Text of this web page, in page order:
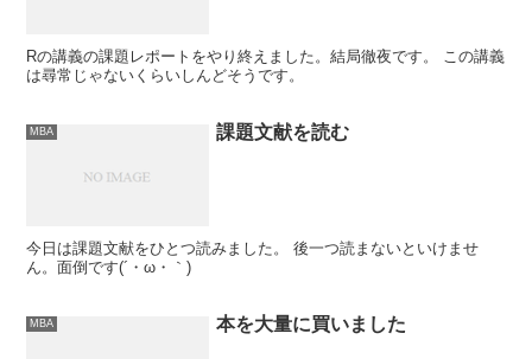
Rの講義の課題レポートをやり終えました。結局徹夜です。 この講義
は尋常じゃないくらいしんどそうです。
MBA 課題文献を読む
今日は課題文献をひとつ読みました。 後一つ読まないといけませ
ん。面倒です(´・ω・｀)
MBA 本を大量に買いました